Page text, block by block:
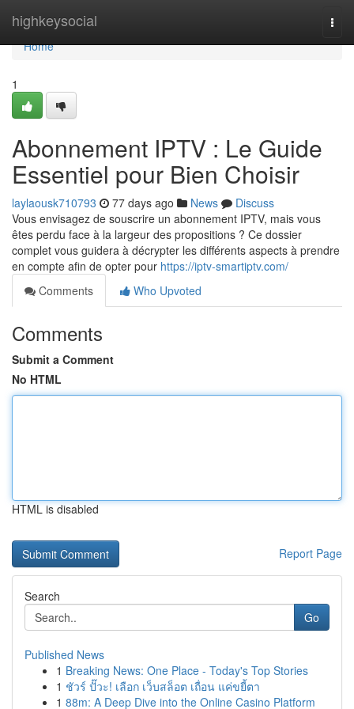
highkeysocial
Home
Home
1
Abonnement IPTV : Le Guide
Essentiel pour Bien Choisir
laylaousk710793 77 days ago News
Discuss
Vous envisagez de souscrire un abonnement IPTV, mais vous
êtes perdu face à la largeur des propositions ? Ce dossier
complet vous guidera à décrypter les différents aspects à prendre
en compte afin de opter pour https://iptv-smartiptv.com/
Comments
Who Upvoted
Comments
Submit a Comment
No HTML
HTML is disabled
Report Page
Search
Go
Published News
1 Breaking News: One Place - Today's Top Stories
1 ชัวร์ ปั๊วะ! เลือก เว็บสล็อต เถื่อน แค่ขยี้ตา
1 88m: A Deep Dive into the Online Casino Platform